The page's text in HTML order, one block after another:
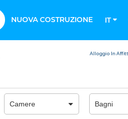
NUOVA COSTRUZIONE IT
Alloggio In